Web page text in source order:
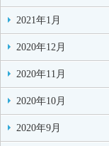
2021年1月
2020年12月
2020年11月
2020年10月
2020年9月